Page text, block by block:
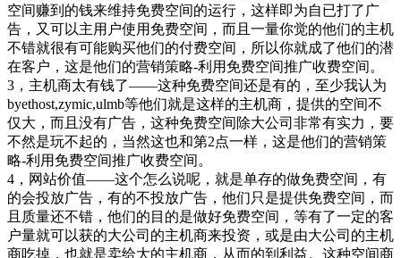
空间赚到的钱来维持免费空间的运行，这样即为自已打了广
告，又可以主用户使用免费空间，而且一量你觉的他们的主机
不错就很有可能购买他们的付费空间，所以你就成了他们的潜
在客户，这是他们的营销策略-利用免费空间推广收费空间。
3，主机商太有钱了——这种免费空间还是有的，至少我认为
byethost,zymic,ulmb等他们就是这样的主机商，提供的空间不
仅大，而且没有广告，这种免费空间除大公司非常有实力，要
不然是玩不起的，当然这也和第2点一样，这是他们的营销策
略-利用免费空间推广收费空间。
4，网站价值——这个怎么说呢，就是单存的做免费空间，有
的会投放广告，有的不投放广告，他们只是提供免费空间，而
且质量还不错，他们的目的是做好免费空间，等有了一定的客
户量就可以获的大公司的主机商来投资，或是由大公司的主机
商吃掉，也就是卖给大的主机商，从而的到利益。这种空间商